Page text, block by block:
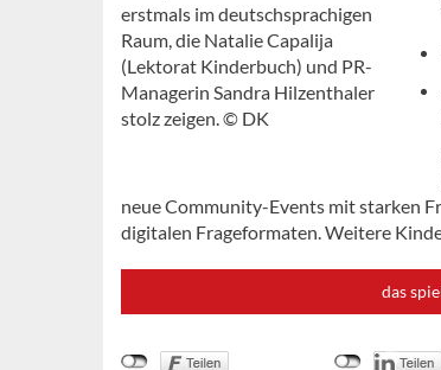
erstmals im deutschsprachigen
Raum, die Natalie Capalija
(Lektorat Kinderbuch) und PR-
Managerin Sandra Hilzenthaler
stolz zeigen. © DK
neue Community-Events mit starken
digitalen Frageformaten. Weitere
das